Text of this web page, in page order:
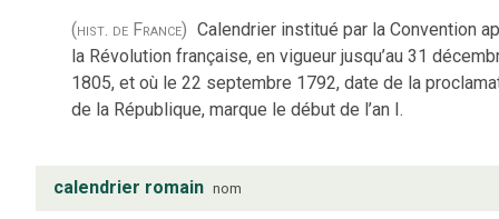
(hist. de France) Calendrier institué par la Convention
la Révolution française, en vigueur jusqu’au 31
1805, et où le 22 septembre 1792, date de la
de la République, marque le début de l’an I.
calendrier romain nom